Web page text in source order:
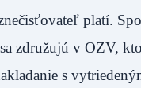
platí.
združujú v OZV,
s